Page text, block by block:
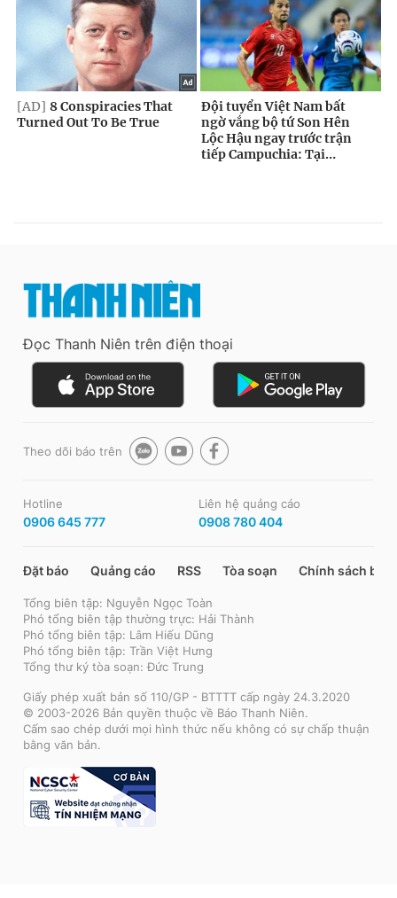
Đọc Thanh Niên trên điện thoại
Theo dõi báo trên
Hotline
0906 645 777
Liên hệ quảng cáo
0908 780 404
Đặt báo Quảng cáo RSS Tòa soạn Chính sách bảo
Tổng biên tập: Nguyễn Ngọc Toàn
Phó tổng biên tập thường trực: Hải Thành
Phó tổng biên tập: Lâm Hiếu Dũng
Phó tổng biên tập: Trần Việt Hưng
Tổng thư ký tòa soạn: Đức Trung
Giấy phép xuất bản số 110/GP - BTTTT cấp ngày 24.3.2020
© 2003-2026 Bản quyền thuộc về Báo Thanh Niên.
Cấm sao chép dưới mọi hình thức nếu không có sự chấp thuận
bằng văn bản.